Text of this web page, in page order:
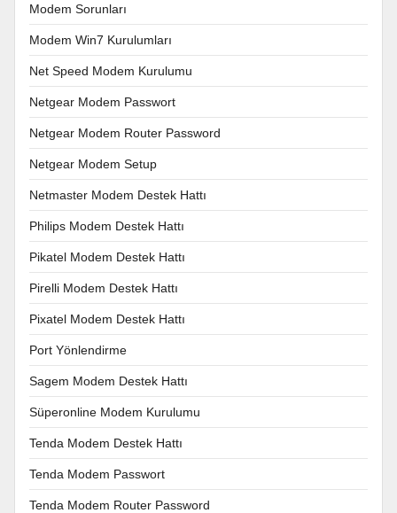
Modem Sorunları
Modem Win7 Kurulumları
Net Speed Modem Kurulumu
Netgear Modem Passwort
Netgear Modem Router Password
Netgear Modem Setup
Netmaster Modem Destek Hattı
Philips Modem Destek Hattı
Pikatel Modem Destek Hattı
Pirelli Modem Destek Hattı
Pixatel Modem Destek Hattı
Port Yönlendirme
Sagem Modem Destek Hattı
Süperonline Modem Kurulumu
Tenda Modem Destek Hattı
Tenda Modem Passwort
Tenda Modem Router Password